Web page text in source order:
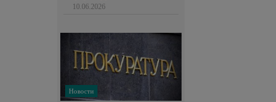
10.06.2026
Новости